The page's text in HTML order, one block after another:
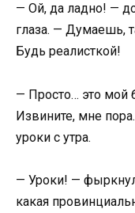
— Ой, да ладно! —
глаза. — Думаешь,
Будь реалисткой!
— Просто… это мой
Извините, мне
уроки с утра.
— Уроки! —
какая